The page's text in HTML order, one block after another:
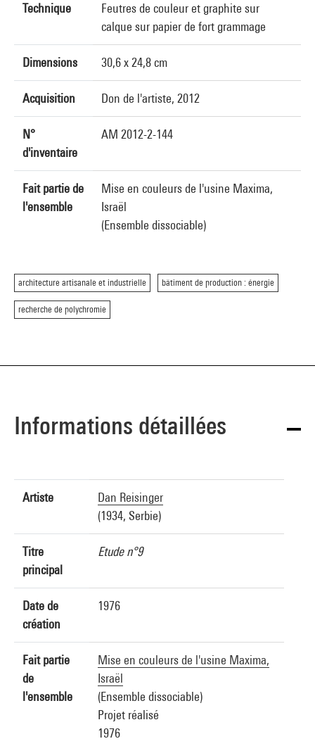
Technique
Feutres de couleur et graphite sur
calque sur papier de fort grammage
Dimensions 30,6 x 24,8 cm
Acquisition Don de l'artiste, 2012
N°
d'inventaire
AM 2012-2-144
Fait partie de
l'ensemble
Mise en couleurs de l'usine Maxima,
Israël
(Ensemble dissociable)
architecture artisanale et industrielle bâtiment de production : énergie
recherche de polychromie
Informations détaillées
Artiste
Dan Reisinger
(1934, Serbie)
Titre
principal
Etude n°9
Date de
création
1976
Fait partie
de
l'ensemble
Mise en couleurs de l'usine Maxima,
Israël
(Ensemble dissociable)
Projet réalisé
1976